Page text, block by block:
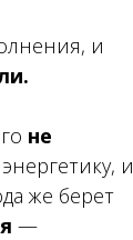
и
не
и
же берет
—